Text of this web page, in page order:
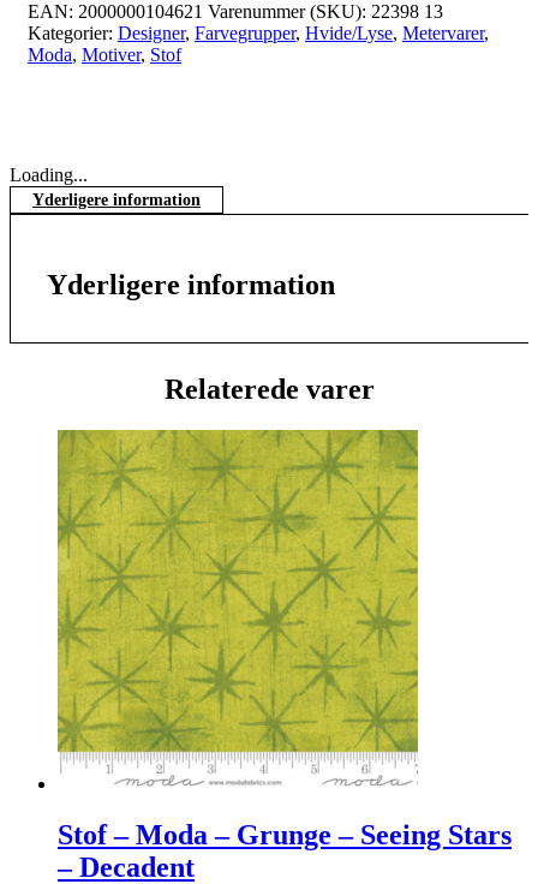
EAN: 2000000104621 Varenummer (SKU): 22398 13
Kategorier: Designer, Farvegrupper, Hvide/Lyse, Metervarer,
Moda, Motiver, Stof
Loading...
Yderligere information
Yderligere information
Relaterede varer
Stof – Moda – Grunge – Seeing Stars
– Decadent